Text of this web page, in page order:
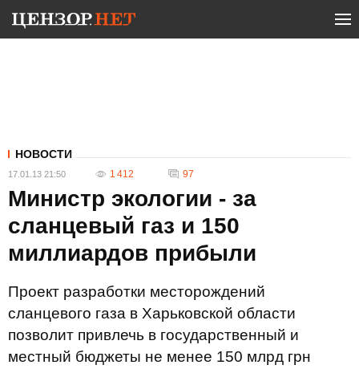
НОВОСТИ
17.01.13 21:50 1 412 97
Министр экологии - за
сланцевый газ и 150
миллиардов прибыли
Проект разработки месторождений
сланцевого газа в Харьковской области
позволит привлечь в государственный и
местный бюджеты не менее 150 млрд грн